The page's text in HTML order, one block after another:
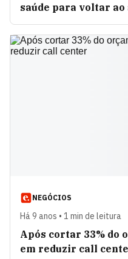
saúde para voltar ao
NEGÓCIOS
Há 9 anos • 1 min de leitura
Após cortar 33% do
em reduzir call